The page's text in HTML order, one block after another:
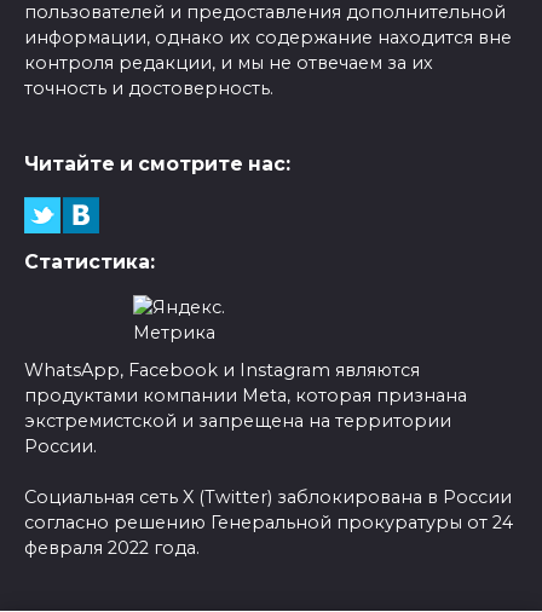
пользователей и предоставления дополнительной
информации, однако их содержание находится вне
контроля редакции, и мы не отвечаем за их
точность и достоверность.
Читайте и смотрите нас:
Статистика:
WhatsApp, Facebook и Instagram являются
продуктами компании Meta, которая признана
экстремистской и запрещена на территории
России.
Социальная сеть X (Twitter) заблокирована в России
согласно решению Генеральной прокуратуры от 24
февраля 2022 года.